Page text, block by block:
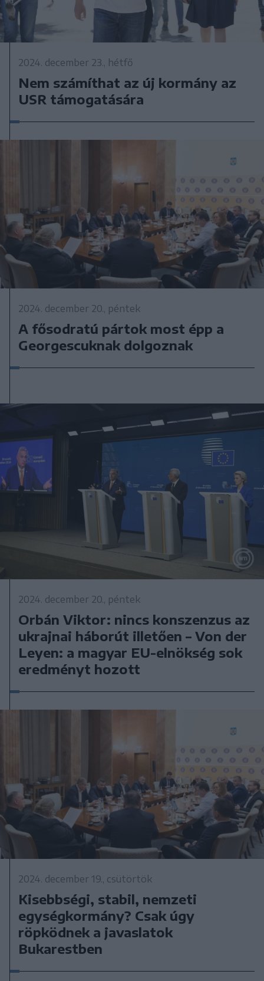
2024. december 23., hétfő
Nem számíthat az új kormány az
USR támogatására
2024. december 20., péntek
A fősodratú pártok most épp a
Georgescuknak dolgoznak
2024. december 20., péntek
Orbán Viktor: nincs konszenzus az
ukrajnai háborút illetően – Von der
Leyen: a magyar EU-elnökség sok
eredményt hozott
2024. december 19., csütörtök
Kisebbségi, stabil, nemzeti
egységkormány? Csak úgy
röpködnek a javaslatok
Bukarestben